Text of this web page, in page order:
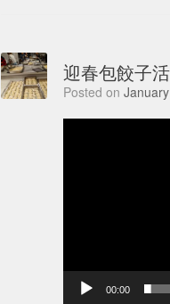
迎春包餃子
Posted on
00:00